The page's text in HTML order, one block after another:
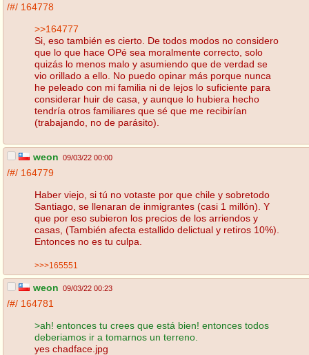
/#/ 164778
>>164777
Si, eso también es cierto. De todos modos no considero
que lo que hace OPé sea moralmente correcto, solo
quizás lo menos malo y asumiendo que de verdad se
vio orillado a ello. No puedo opinar más porque nunca
he peleado con mi familia ni de lejos lo suficiente para
considerar huir de casa, y aunque lo hubiera hecho
tendría otros familiares que sé que me recibirían
(trabajando, no de parásito).
weon 09/03/22 00:00
/#/ 164779
Haber viejo, si tú no votaste por que chile y sobretodo
Santiago, se llenaran de inmigrantes (casi 1 millón). Y
que por eso subieron los precios de los arriendos y
casas, (También afecta estallido delictual y retiros 10%).
Entonces no es tu culpa.
>>>165551
weon 09/03/22 00:23
/#/ 164781
>ah! entonces tu crees que está bien! entonces todos
deberiamos ir a tomarnos un terreno.
yes chadface.jpg